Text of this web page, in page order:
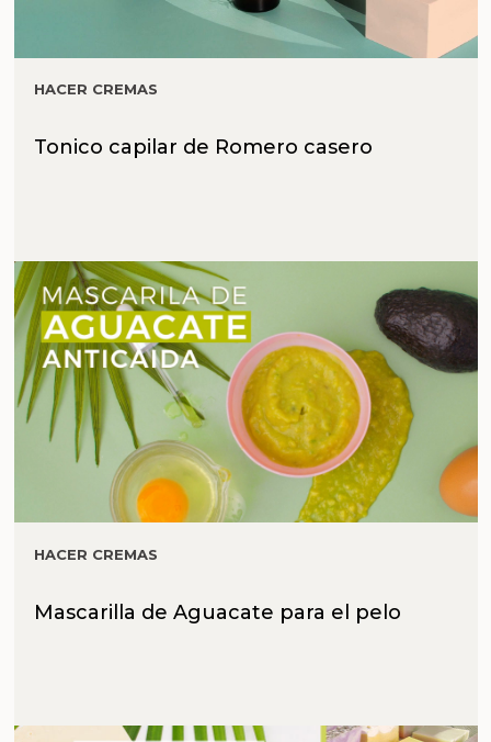
HACER CREMAS
Tonico capilar de Romero casero
HACER CREMAS
Mascarilla de Aguacate para el pelo